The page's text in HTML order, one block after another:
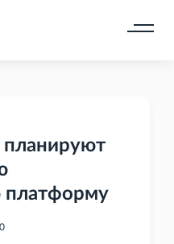
платформу